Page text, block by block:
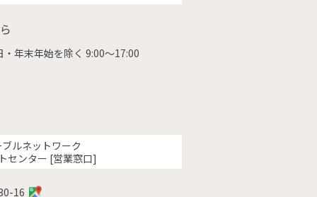
・年末年始を除く 9:00〜17:00
ルネットワーク
センター [営業窓口]
16